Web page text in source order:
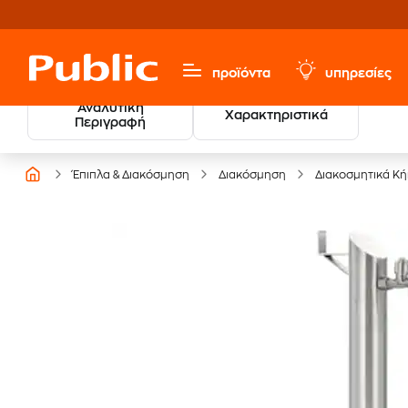
προϊόντα υπηρεσίες
Αναλυτική
Περιγραφή
Χαρακτηριστικά
Έπιπλα & Διακόσμηση Διακόσμηση Διακοσμητικά